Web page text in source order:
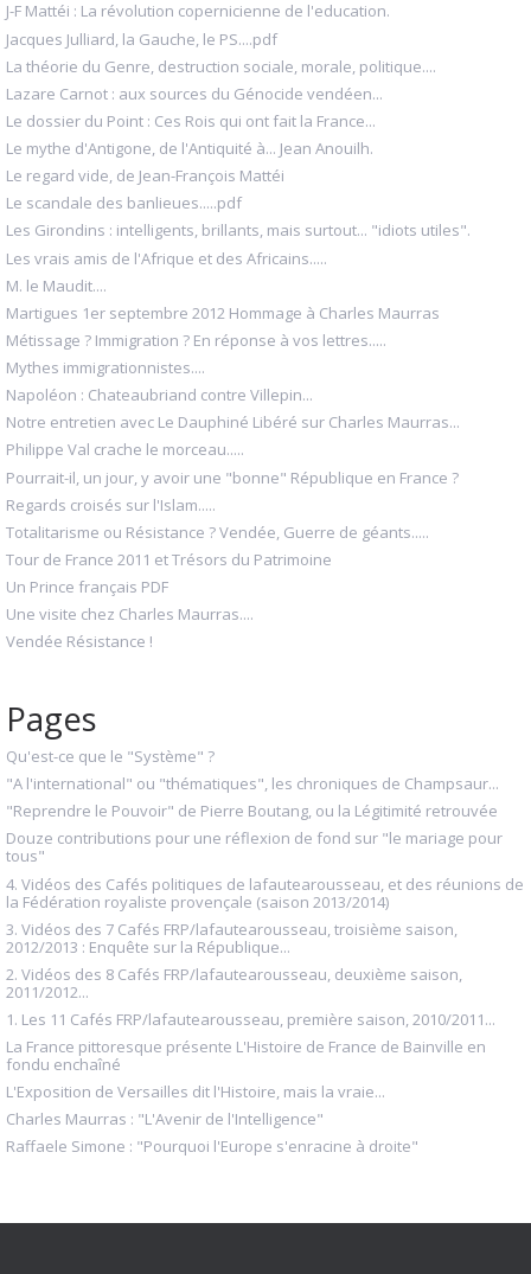
J-F Mattéi : La révolution copernicienne de l'education.
Jacques Julliard, la Gauche, le PS....pdf
La théorie du Genre, destruction sociale, morale, politique....
Lazare Carnot : aux sources du Génocide vendéen...
Le dossier du Point : Ces Rois qui ont fait la France...
Le mythe d'Antigone, de l'Antiquité à... Jean Anouilh.
Le regard vide, de Jean-François Mattéi
Le scandale des banlieues.....pdf
Les Girondins : intelligents, brillants, mais surtout... "idiots utiles".
Les vrais amis de l'Afrique et des Africains.....
M. le Maudit....
Martigues 1er septembre 2012 Hommage à Charles Maurras
Métissage ? Immigration ? En réponse à vos lettres.....
Mythes immigrationnistes....
Napoléon : Chateaubriand contre Villepin...
Notre entretien avec Le Dauphiné Libéré sur Charles Maurras...
Philippe Val crache le morceau.....
Pourrait-il, un jour, y avoir une "bonne" République en France ?
Regards croisés sur l'Islam.....
Totalitarisme ou Résistance ? Vendée, Guerre de géants.....
Tour de France 2011 et Trésors du Patrimoine
Un Prince français PDF
Une visite chez Charles Maurras....
Vendée Résistance !
Pages
Qu'est-ce que le "Système" ?
"A l'international" ou "thématiques", les chroniques de Champsaur...
"Reprendre le Pouvoir" de Pierre Boutang, ou la Légitimité retrouvée
Douze contributions pour une réflexion de fond sur "le mariage pour
tous"
4. Vidéos des Cafés politiques de lafautearousseau, et des réunions de
la Fédération royaliste provençale (saison 2013/2014)
3. Vidéos des 7 Cafés FRP/lafautearousseau, troisième saison,
2012/2013 : Enquête sur la République...
2. Vidéos des 8 Cafés FRP/lafautearousseau, deuxième saison,
2011/2012...
1. Les 11 Cafés FRP/lafautearousseau, première saison, 2010/2011...
La France pittoresque présente L'Histoire de France de Bainville en
fondu enchaîné
L'Exposition de Versailles dit l'Histoire, mais la vraie...
Charles Maurras : "L'Avenir de l'Intelligence"
Raffaele Simone : "Pourquoi l'Europe s'enracine à droite"